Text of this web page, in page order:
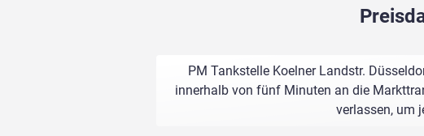
PM Tankstelle Koelner Landstr.
innerhalb von fünf Minuten an die
verlassen, um